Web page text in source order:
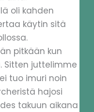
oli kahden
käytin sitä
pitkään kun
Sitten juttelimme
tuo imuri noin
hajosi
takuun aikana